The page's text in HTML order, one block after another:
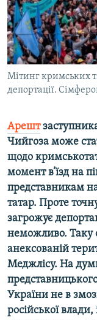
ВІДЕОУРОКИ
СВІДЧЕННЯ ОКУПАЦІЇ
УКРАЇНСЬКА
ІНФОГРАФІКА
Русский
Qırımtatar
ДОЛУЧАЙСЯ!
Усі сайти RFE/RL
Мітинг кримських
депортації.
Арешт
Чийгоза може
щодо
момент в’їзд на
представникам
татар. Проте
загрожує
неможливо. Таку
анексованій
Меджлісу. На
України не в
російської влади,